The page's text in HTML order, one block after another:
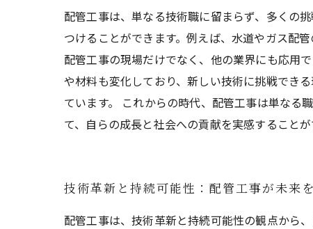
配管工事は、単なる技術職に留まらず、多くの
つけることができます。例えば、水道やガス配
配管工事の現場だけでなく、他の業界にも応用
や材料も変化しており、新しい技術に挑戦でき
ています。 これからの時代、配管工事は単なる
て、自らの成長と社会への貢献を実感することが
技術革新と持続可能性：配管工事が未来
配管工事は、技術革新と持続可能性の観点から